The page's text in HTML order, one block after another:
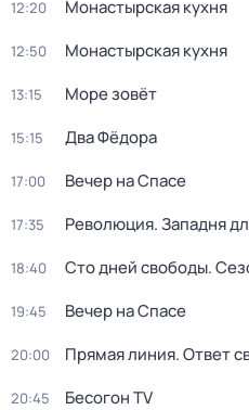
12:20 Монастырская кухня
12:50 Монастырская кухня
13:15 Море зовёт
15:15 Два Фёдора
17:00 Вeчер на Спасe
17:35 Революция. Западня
18:40 Сто дней свободы.
19:45 Вeчер на Спасe
20:00 Прямая линия. Ответ
20:45 Бесогон TV